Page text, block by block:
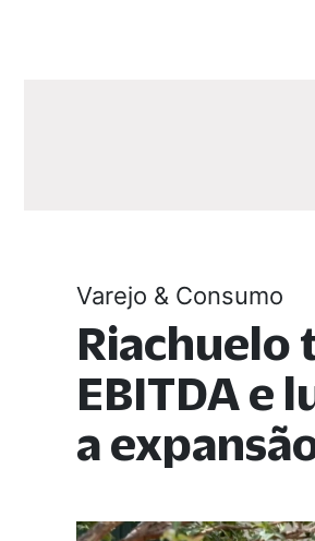
Varejo & Consumo
Riachuelo
EBITDA e
a